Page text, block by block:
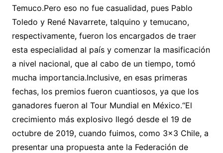
Temuco.Pero eso no fue casualidad, pues Pablo
Toledo y René Navarrete, talquino y temucano,
respectivamente, fueron los encargados de traer
esta especialidad al país y comenzar la masificación
a nivel nacional, que al cabo de un tiempo, tomó
mucha importancia.Inclusive, en esas primeras
fechas, los premios fueron cuantiosos, ya que los
ganadores fueron al Tour Mundial en México.“El
crecimiento más explosivo llegó desde el 19 de
octubre de 2019, cuando fuimos, como 3×3 Chile, a
presentar una propuesta ante la Federación de